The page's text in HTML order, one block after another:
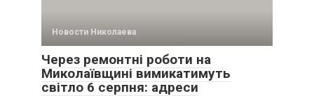
Новости Николаева
Через ремонтні роботи на
Миколаївщині вимикатимуть
світло 6 серпня: адреси